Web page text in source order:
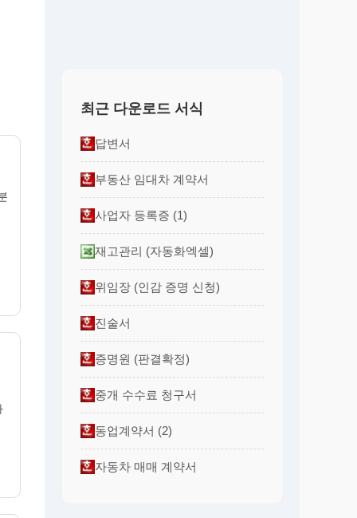
최근 다운로드 서식
답변서
부동산 임대차 계약서
사업자 등록증 (1)
재고관리 (자동화엑셀)
위임장 (인감 증명 신청)
진술서
증명원 (판결확정)
중개 수수료 청구서
동업계약서 (2)
자동차 매매 계약서